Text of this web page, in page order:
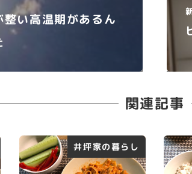
い高温期があるん
関連記事
井坪家の暮らし